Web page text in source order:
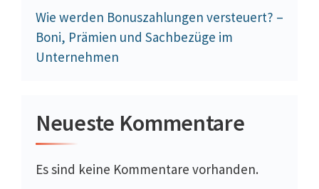
Wie werden Bonuszahlungen versteuert? –
Boni, Prämien und Sachbezüge im
Unternehmen
Neueste Kommentare
Es sind keine Kommentare vorhanden.